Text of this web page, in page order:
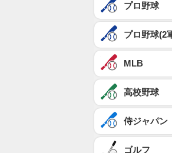
プロ野球
プロ野球(2
MLB
高校野球
侍ジャパン
ゴルフ